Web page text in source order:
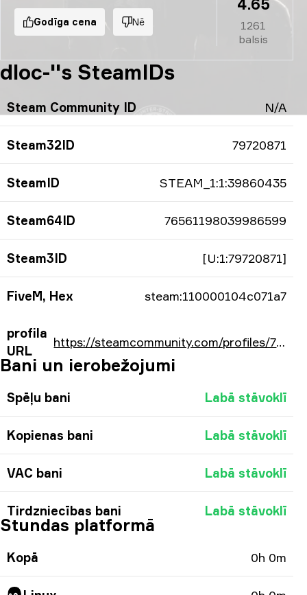
Godīga cena Nē
4.65
1261
balsis
dloc-''s SteamIDs
Steam Community ID N/A
Steam32ID 79720871
SteamID STEAM_1:1:39860435
Steam64ID 76561198039986599
Steam3ID [U:1:79720871]
FiveM, Hex steam:110000104c071a7
profila
URL
https://steamcommunity.com/profiles/76561198039986599/
Bani un ierobežojumi
Spēļu bani Labā stāvoklī
Kopienas bani Labā stāvoklī
VAC bani Labā stāvoklī
Tirdzniecības bani Labā stāvoklī
Stundas platformā
Kopā 0h 0m